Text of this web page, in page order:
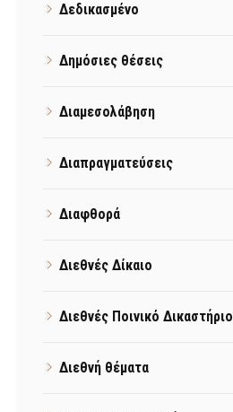
Δεδικασμένο
Δημόσιες θέσεις
Διαμεσολάβηση
Διαπραγματεύσεις
Διαφθορά
Διεθνές Δίκαιο
Διεθνές Ποινικό Δικαστήριο
Διεθνή θέματα